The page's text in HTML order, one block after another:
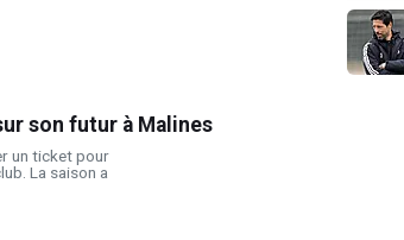
son futur à Malines
un ticket pour
La saison a